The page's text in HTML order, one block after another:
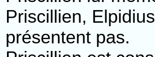
Priscillien,
présentent pas.